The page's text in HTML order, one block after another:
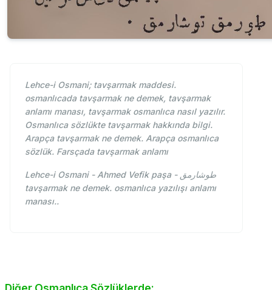
Lehce-i Osmani; tavşarmak maddesi.
osmanlıcada tavşarmak ne demek, tavşarmak
anlamı manası, tavşarmak osmanlıca nasıl yazılır.
Osmanlıca sözlükte tavşarmak hakkında bilgi.
Arapça tavşarmak ne demek. Arapça osmanlıca
sözlük. Farsçada tavşarmak anlamı
Lehce-i Osmani - Ahmed Vefik paşa - طوشارمق
tavşarmak ne demek. osmanlıca yazılışı anlamı
manası..